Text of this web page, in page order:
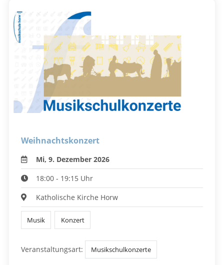
Weihnachtskonzert
Mi, 9. Dezember 2026
18:00 - 19:15 Uhr
Katholische Kirche Horw
Musik Konzert
Veranstaltungsart: Musikschulkonzerte